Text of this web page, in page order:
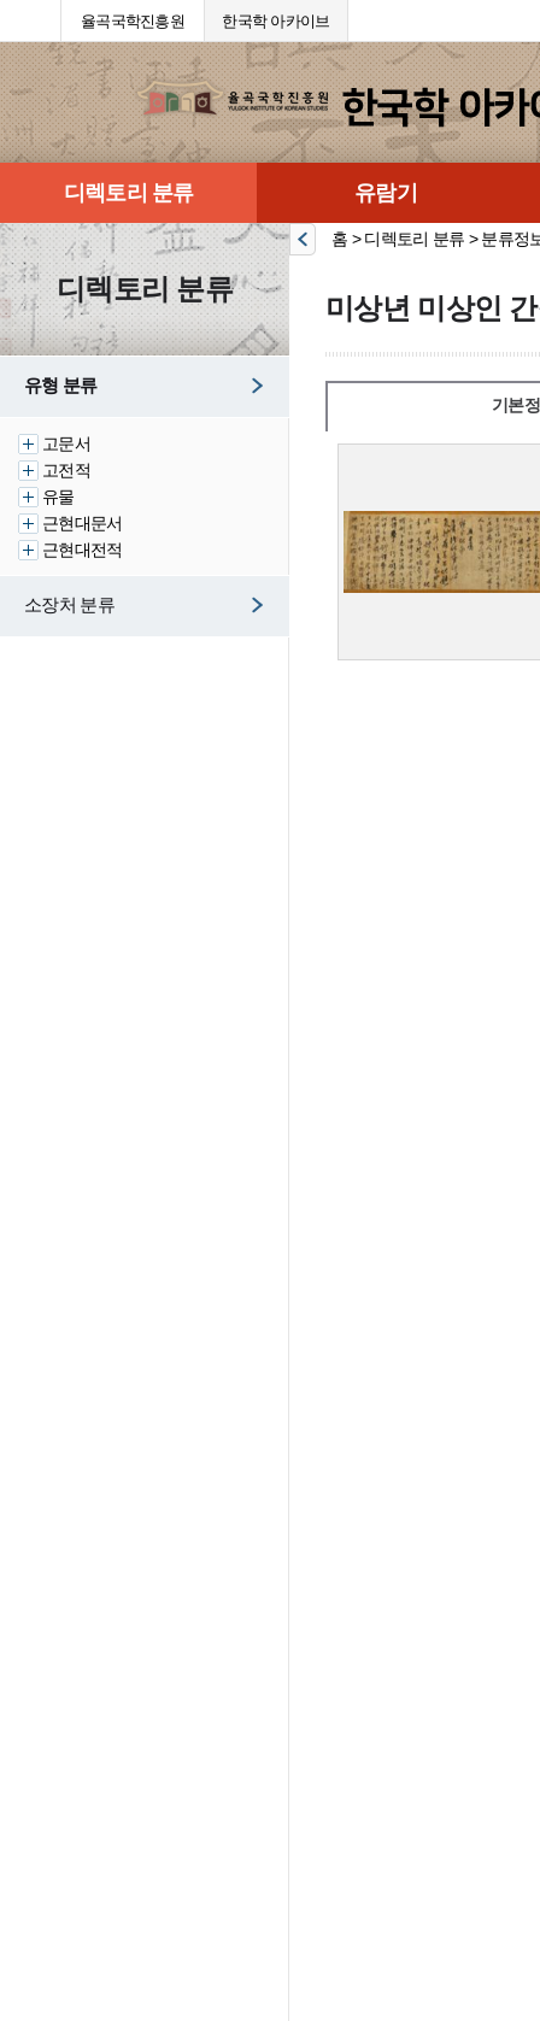
율곡국학진흥원 한국학 아카이브
디렉토리 분류 유람기
디렉토리 분류
유형 분류
고문서
고전적
유물
근현대문서
근현대전적
소장처 분류
홈 > 디렉토리 분류 > 분류정
미상년 미상인
기본